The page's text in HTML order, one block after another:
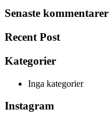
Senaste kommentarer
Recent Post
Kategorier
Inga kategorier
Instagram